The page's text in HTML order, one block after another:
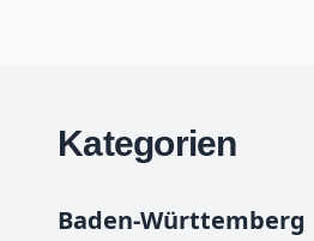
Kategorien
Baden-Württemberg